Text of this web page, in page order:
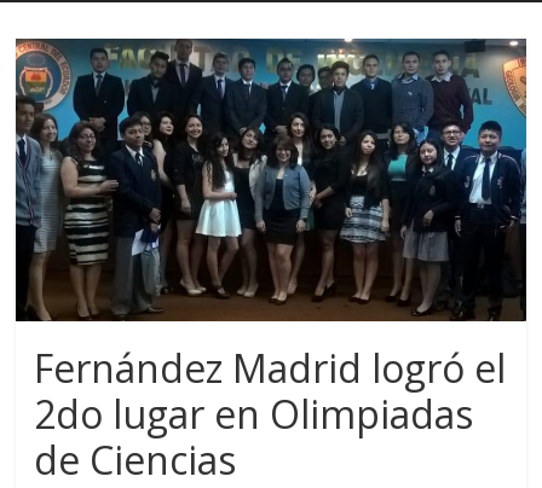
Fernández Madrid logró el
2do lugar en Olimpiadas
de Ciencias